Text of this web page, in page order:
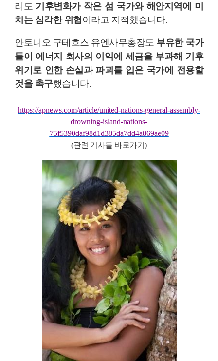
리도 기후변화가 작은 섬 국가와 해안지역에 미
치는 심각한 위협이라고 지적했습니다.
안토니오 구테흐스 유엔사무총장도 부유한 국가
들이 에너지 회사의 이익에 세금을 부과해 기후
위기로 인한 손실과 파괴를 입은 국가에 전용할
것을 촉구했습니다.
https://apnews.com/article/united-nations-general-assembly-
drowning-island-nations-
75f5390daf98d1d385da7dd4a869ae09
(관련 기사들 바로가기)